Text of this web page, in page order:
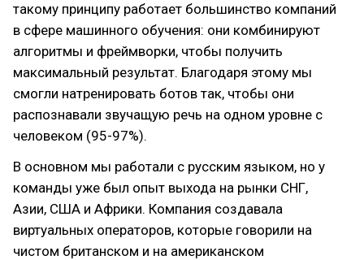
такому принципу работает большинство компаний
в сфере машинного обучения: они комбинируют
алгоритмы и фреймворки, чтобы получить
максимальный результат. Благодаря этому мы
смогли натренировать ботов так, чтобы они
распознавали звучащую речь на одном уровне с
человеком (95-97%).
В основном мы работали с русским языком, но у
команды уже был опыт выхода на рынки СНГ,
Азии, США и Африки. Компания создавала
виртуальных операторов, которые говорили на
чистом британском и на американском